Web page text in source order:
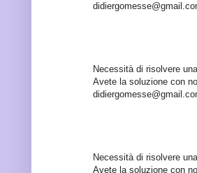
Necessità di risolvere
Avete la soluzione con
Necessità di risolvere
Avete la soluzione con